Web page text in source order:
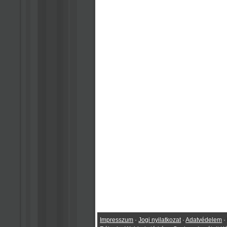
Impresszum ·Jogi nyilatkozat ·Adatvédelem ·